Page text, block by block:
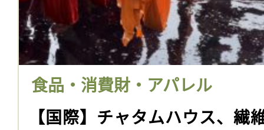
食品・消費財・アパレル
【国際】チャタムハウス、繊